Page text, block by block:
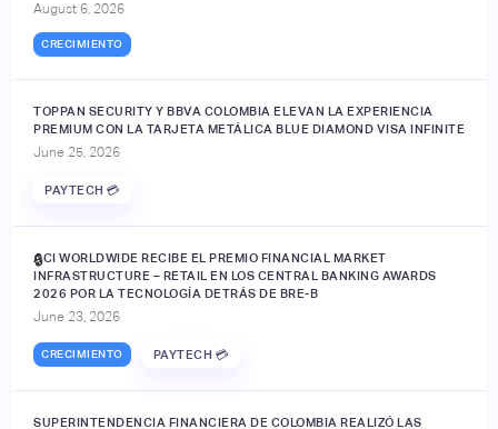
August 6, 2026
CRECIMIENTO
TOPPAN SECURITY Y BBVA COLOMBIA ELEVAN LA EXPERIENCIA
PREMIUM CON LA TARJETA METÁLICA BLUE DIAMOND VISA INFINITE
June 25, 2026
PAYTECH 💳
ACI WORLDWIDE RECIBE EL PREMIO FINANCIAL MARKET
INFRASTRUCTURE – RETAIL EN LOS CENTRAL BANKING AWARDS
2026 POR LA TECNOLOGÍA DETRÁS DE BRE-B
June 23, 2026
CRECIMIENTO PAYTECH 💳
🔒
SUPERINTENDENCIA FINANCIERA DE COLOMBIA REALIZÓ LAS